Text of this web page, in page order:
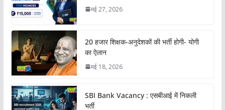
मई 27, 2026
20 हजार शिक्षक-अनुदेशकों की भर्ती होगी- योगी
का ऐलान
मई 18, 2026
SBI Bank Vacancy : एसबीआई में निकली
भर्ती